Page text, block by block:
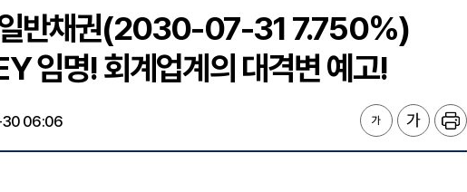
일반채권(2030-07-31 7.750%)
임명! 회계업계의 대격변 예고!
06:06